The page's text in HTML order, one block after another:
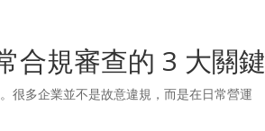
合規審查的 3 大關鍵
很多企業並不是故意違規，而是在日常營運